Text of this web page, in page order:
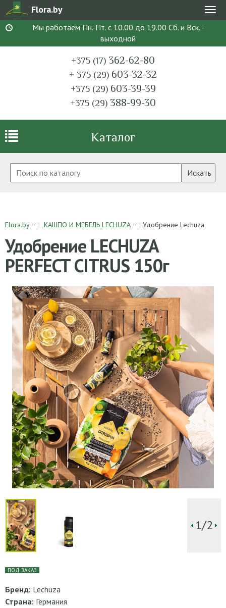
Flora.by
Мы работаем Пн.-Пт. с 10.00 до 19.00 Сб. и Вск. -
выходной
+375 (17) 362-62-80
+ 375 (29) 603-32-32
+375 (29)603-39-39
+375 (29) 388-99-30
Каталог
Искать
Flora.by КАШПО И МЕБЕЛЬ LECHUZA Удобрение Lechuza
Удобрение LECHUZA
PERFECT CITRUS 150г
1/2
ПОД ЗАКАЗ
Бренд: Lechuza
Страна: Германия